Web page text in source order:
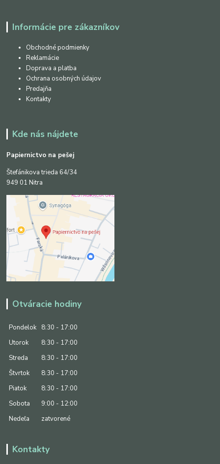
Informácie pre zákazníkov
Obchodné podmienky
Reklamácie
Doprava a platba
Ochrana osobných údajov
Predajňa
Kontakty
Kde nás nájdete
Papiernictvo na pešej
Štefánikova trieda 64/34
949 01 Nitra
Otváracie hodiny
Pondelok
8:30 - 17:00
Utorok
8:30 - 17:00
Streda
8:30 - 17:00
Štvrtok
8:30 - 17:00
Piatok
8:30 - 17:00
Sobota
9:00 - 12:00
Nedeľa
zatvorené
Kontakty